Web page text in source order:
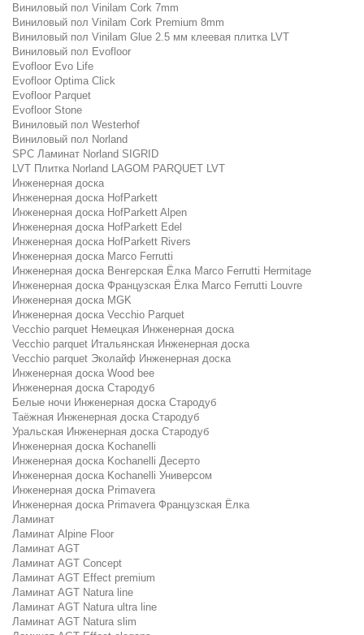
Виниловый пол Vinilam Cork 7mm
Виниловый пол Vinilam Cork Premium 8mm
Виниловый пол Vinilam Glue 2.5 мм клеевая плитка LVT
Виниловый пол Evofloor
Evofloor Evo Life
Evofloor Optima Click
Evofloor Parquet
Evofloor Stone
Виниловый пол Westerhof
Виниловый пол Norland
SPC Ламинат Norland SIGRID
LVT Плитка Norland LAGOM PARQUET LVT
Инженерная доска
Инженерная доска HofParkett
Инженерная доска HofParkett Alpen
Инженерная доска HofParkett Edel
Инженерная доска HofParkett Rivers
Инженерная доска Marco Ferrutti
Инженерная доска Венгерская Ёлка Marco Ferrutti Hermitage
Инженерная доска Французская Ёлка Marco Ferrutti Louvre
Инженерная доска MGK
Инженерная доска Vecchio Parquet
Vecchio parquet Немецкая Инженерная доска
Vecchio parquet Итальянская Инженерная доска
Vecchio parquet Эколайф Инженерная доска
Инженерная доска Wood bee
Инженерная доска Стародуб
Белые ночи Инженерная доска Стародуб
Таёжная Инженерная доска Стародуб
Уральская Инженерная доска Стародуб
Инженерная доска Kochanelli
Инженерная доска Kochanelli Десерто
Инженерная доска Kochanelli Универсом
Инженерная доска Primavera
Инженерная доска Primavera Французская Ёлка
Ламинат
Ламинат Alpine Floor
Ламинат AGT
Ламинат AGT Concept
Ламинат AGT Effect premium
Ламинат AGT Natura line
Ламинат AGT Natura ultra line
Ламинат AGT Natura slim